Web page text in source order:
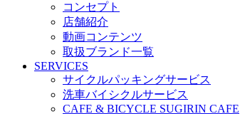
コンセプト
店舗紹介
動画コンテンツ
取扱ブランド一覧
SERVICES
サイクルパッキングサービス
洗車バイシクルサービス
CAFE & BICYCLE SUGIRIN CAFE